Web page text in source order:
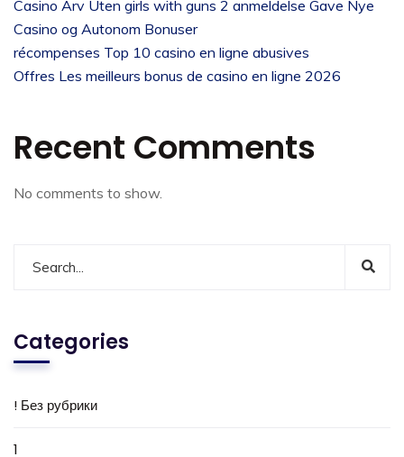
Casino Arv Uten girls with guns 2 anmeldelse Gave Nye
Casino og Autonom Bonuser
récompenses Top 10 casino en ligne abusives
Offres Les meilleurs bonus de casino en ligne 2026
Recent Comments
No comments to show.
Categories
! Без рубрики
1